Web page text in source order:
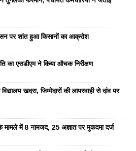
पर शांत हुआ किसानों का आक्रोश
का एसडीएम ने किया औचक निरीक्षण
खदरा, जिम्मेदारों की लापरवाही से दांव पर
में 8 नामजद, 25 अज्ञात पर मुकदमा दर्ज